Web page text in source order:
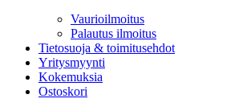
Vaurioilmoitus
Palautus ilmoitus
Tietosuoja & toimitusehdot
Yritysmyynti
Kokemuksia
Ostoskori